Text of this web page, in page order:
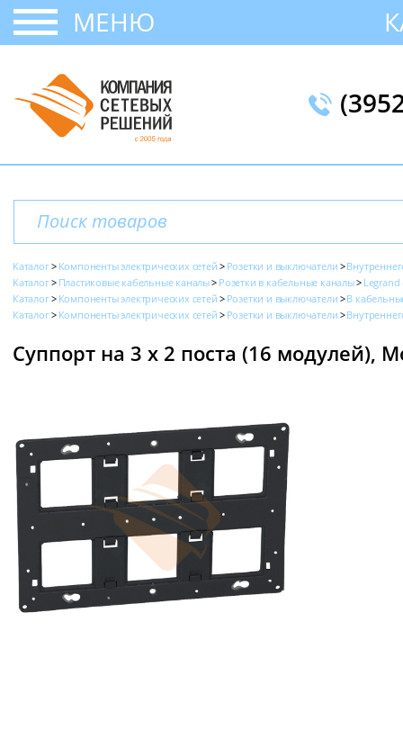
МЕНЮ
Каталог Компоненты электрических сетей Розетки и выключатели
Каталог
Пластиковые кабельные каналы Розетки в кабельные каналы
Legrand
Каталог
Компоненты электрических сетей Розетки и выключатели
В
Каталог
Компоненты электрических сетей Розетки и выключатели
Суппорт на 3 х 2 поста (16 модулей),